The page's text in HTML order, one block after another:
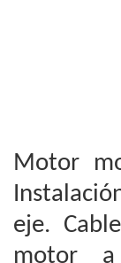
Motor
eje.
motor a